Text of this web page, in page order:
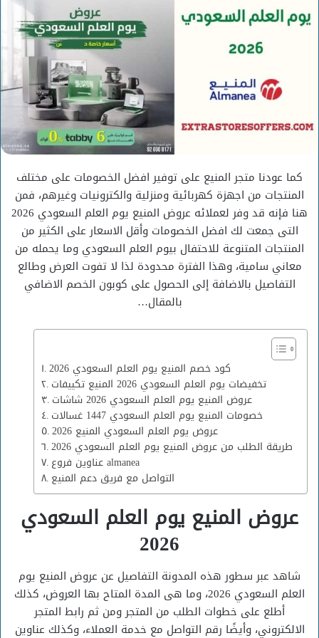
كما عودنا متجر المنيع على توفير افضل الخصومات على مختلف
المنتجات من اجهزة كهربائية ومنزلية والكترونيات وغيرهم، فمن
هنا فإنه قد وفر لعملائه عروض المنيع يوم العلم السعودي 2026
التى جمعت لك افضل الخصومات وأقل الاسعار على الكثير من
المنتجات المتنوعة للاحتفال بيوم العلم السعودي وما يحمله من
معاني سامية، وهذا الفترة محدودة لذا لا تفوت العرض وطالع
التفاصيل بالاضافة إلى الحصول على كوبون الخصم الاضافي
بالمقال…
كود خصم المنيع يوم العلم السعودي 2026
تخفيضات يوم العلم السعودي 2026 المنيع تكييفات
عروض المنيع يوم العلم السعودي 2026 شاشات
خصومات المنيع يوم العلم السعودي 1447 غسالات
عروض يوم العلم السعودي المنيع 2026
طريقة الطلب من عروض المنيع يوم العلم السعودي 2026
عناوين فروع almanea
التواصل مع فريق دعم المنيع
عروض المنيع يوم العلم السعودي
2026
شاهد عبر سطور هذه المدونة التفاصيل عن عروض المنيع يوم
العلم السعودي 2026، وما هى المدة المتاح بها العروض، كذلك
أطلع على خطوات الطلب من المتجر ومن ثم رابط المتجر
الالكتروني، وأيضًا رقم التواصل مع خدمة العملاء، وكذلك عناوين